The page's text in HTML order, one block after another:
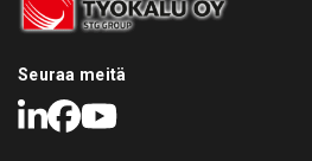
Seuraa meitä
LinkedIn
Facebook
Youtube